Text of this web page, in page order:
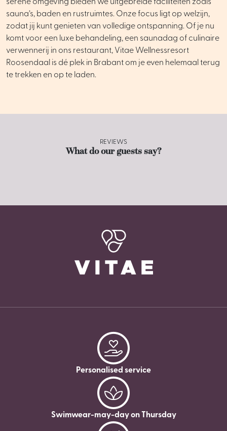
serene omgeving bieden we uitgebreide faciliteiten zoals
sauna’s, baden en rustruimtes. Onze focus ligt op welzijn,
zodat jij kunt genieten van volledige ontspanning. Of je nu
komt voor een luxe behandeling, een saunadag of culinaire
verwennerij in ons restaurant, Vitae Wellnessresort
Roosendaal is dé plek in Brabant om je even helemaal terug
te trekken en op te laden.
REVIEWS
What do our guests say?
Personalised service
Swimwear-may-day on Thursday